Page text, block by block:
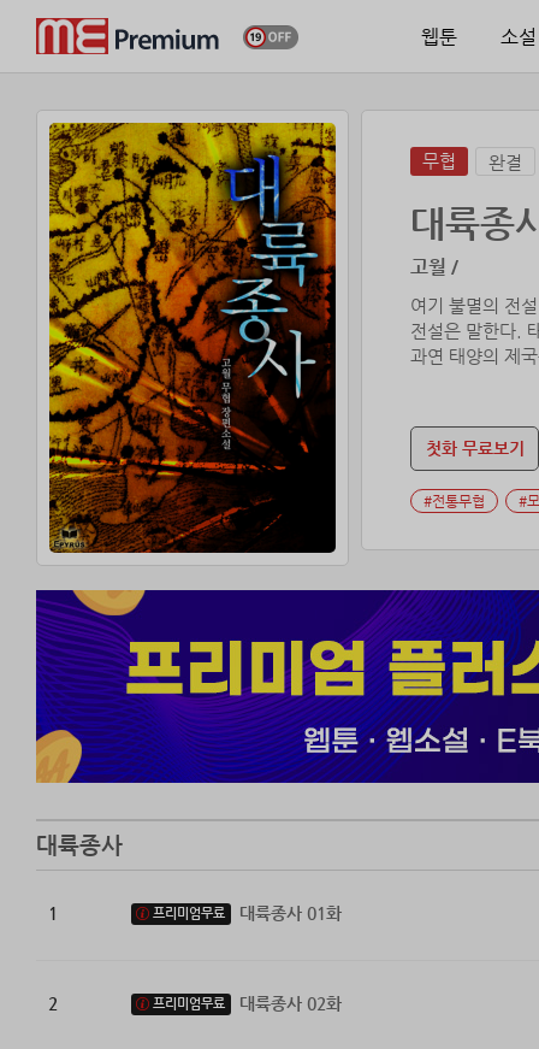
웹툰 소설
무협 완결
대륙종
고월 /
여기 불멸의 전
전설은 말한다.
과연 태양의 제
첫화 무료보기
#전통무협 #
대륙종사
1 프리미엄무료 대륙종사 01화
2 프리미엄무료 대륙종사 02화